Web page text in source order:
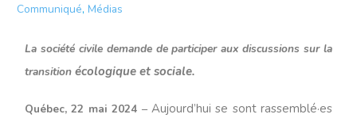
Communiqué,Médias
La société civile demande de participer aux discussions sur la
transitionécologique et sociale.
Québec, 22 mai 2024 ‒ Aujourd’hui se sont rassemblé·es